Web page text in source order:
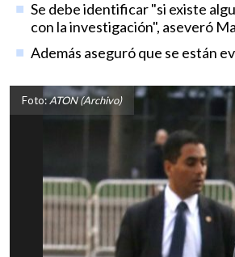
Se debe identificar "si existe
con la investigación", aseveró
Además aseguró que se están
Foto:ATON (Archivo)